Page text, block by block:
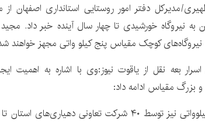
به نیروگاه‌ خورشیدی تا چهار سال آینده خبر داد.
نیروگاه‌های کوچک مقیاس ‌پنج کیلو واتی مجهز خواهند
بعه نقل از یاقوت نیوز:وی با اشاره به اهمیت
مقیاس ادامه داد:
نیروگاه‌های ۱۰۰ کیلوواتی نیز توسط ۴۰ شرکت تعاونی